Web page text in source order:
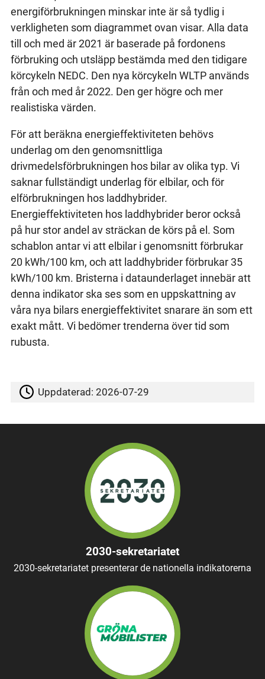
energiförbrukningen minskar inte är så tydlig i
verkligheten som diagrammet ovan visar. Alla data
till och med är 2021 är baserade på fordonens
förbruking och utsläpp bestämda med den tidigare
körcykeln NEDC. Den nya körcykeln WLTP används
från och med år 2022. Den ger högre och mer
realistiska värden.
För att beräkna energieffektiviteten behövs
underlag om den genomsnittliga
drivmedelsförbrukningen hos bilar av olika typ. Vi
saknar fullständigt underlag för elbilar, och för
elförbrukningen hos laddhybrider.
Energieffektiviteten hos laddhybrider beror också
på hur stor andel av sträckan de körs på el. Som
schablon antar vi att elbilar i genomsnitt förbrukar
20 kWh/100 km, och att laddhybrider förbrukar 35
kWh/100 km. Bristerna i dataunderlaget innebär att
denna indikator ska ses som en uppskattning av
våra nya bilars energieffektivitet snarare än som ett
exakt mått. Vi bedömer trenderna över tid som
rubusta.
Uppdaterad:2026-07-29
2030-sekretariatet
2030-sekretariatet presenterar de nationella indikatorerna